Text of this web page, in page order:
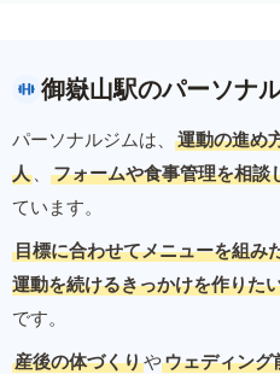
御嶽山駅のパーソナ
パーソナルジムは、
運動の進め
人 、 フォームや食事管理を相談
ています。
目標に合わせてメニューを組み
運動を続けるきっかけを作りた
です。
産後の体づくりやウェディング